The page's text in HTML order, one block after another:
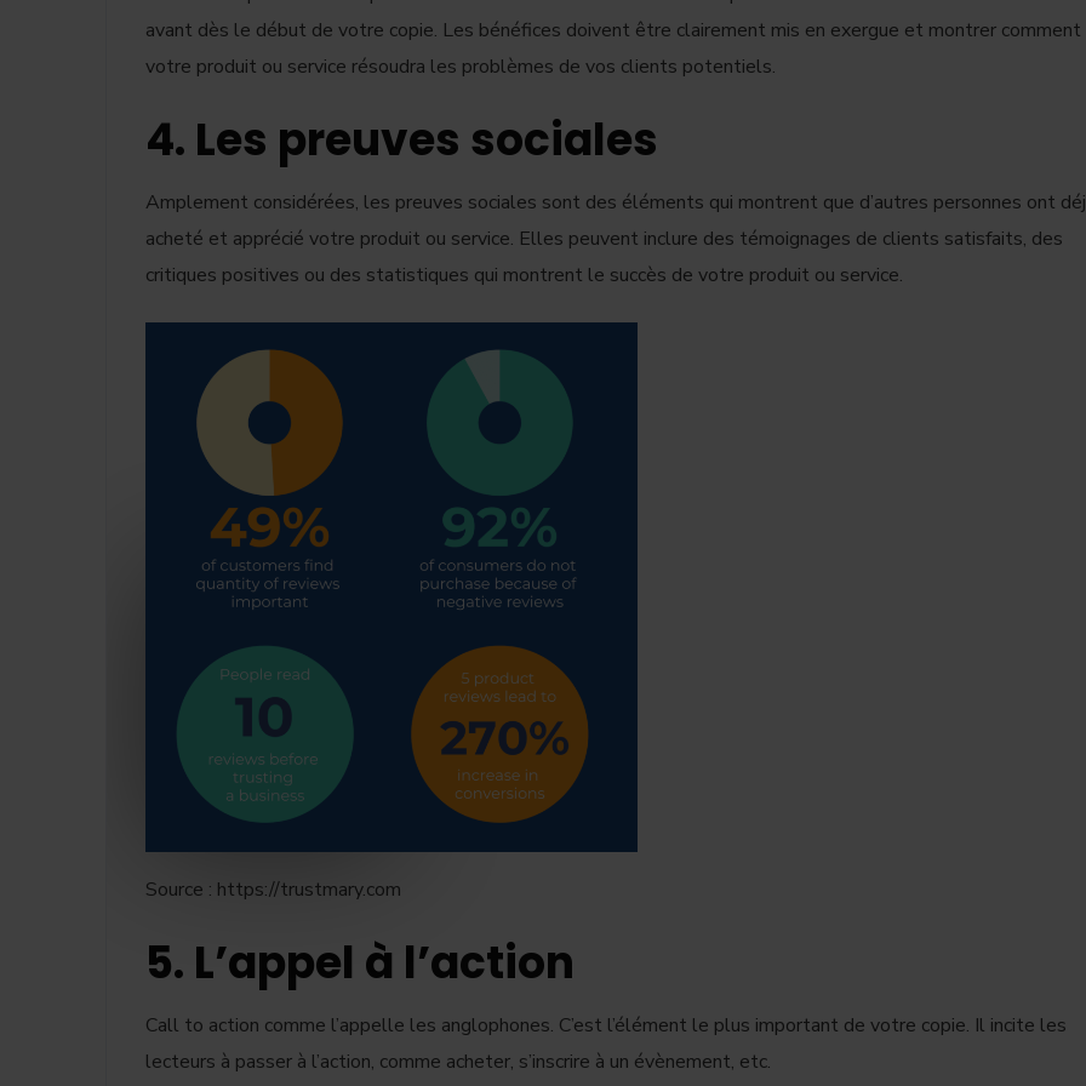
avant dès le début de votre copie. Les bénéfices doivent être clairement mis en exergue et montrer comment
votre produit ou service résoudra les problèmes de vos clients potentiels.
4. Les preuves sociales
Amplement considérées, les preuves sociales sont des éléments qui montrent que d’autres personnes ont
acheté et apprécié votre produit ou service. Elles peuvent inclure des témoignages de clients satisfaits, des
critiques positives ou des statistiques qui montrent le succès de votre produit ou service.
Source : https://trustmary.com
5. L’appel à l’action
Call to action comme l’appelle les anglophones. C’est l’élément le plus important de votre copie. Il incite les
lecteurs à passer à l’action, comme acheter, s’inscrire à un évènement, etc.